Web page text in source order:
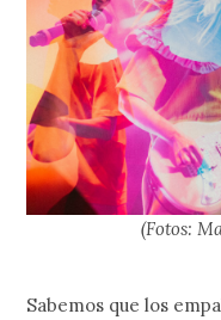
(Fotos:
Sabemos que los